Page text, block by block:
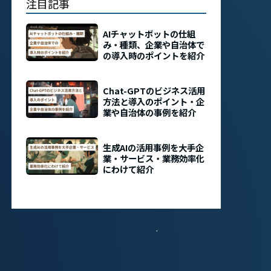
注目記事
AIチャットボットの仕組
み・種類、企業や自治体で
の導入時のポイントを紹介
Chat-GPTのビジネス活用
方法と導入のポイント・企
業や自治体の事例を紹介
生成AIの活用事例を大手企
業・サービス・業務効率化
にわけて紹介